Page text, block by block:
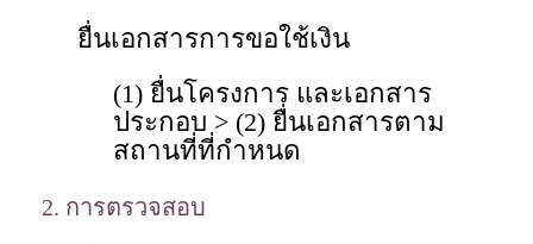
ยื่นเอกสารการขอใช้เงิน
(1) ยื่นโครงการ และเอกสาร
ประกอบ > (2) ยื่นเอกสารตาม
สถานที่ที่กำหนด
2. การตรวจสอบ